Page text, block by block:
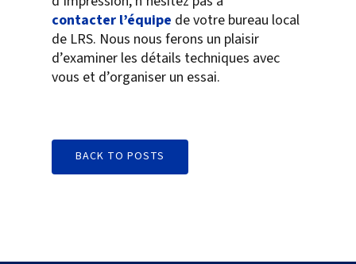
contacter l’équipe de votre bureau local
de LRS. Nous nous ferons un plaisir
d’examiner les détails techniques avec
vous et d’organiser un essai.
BACK TO POSTS